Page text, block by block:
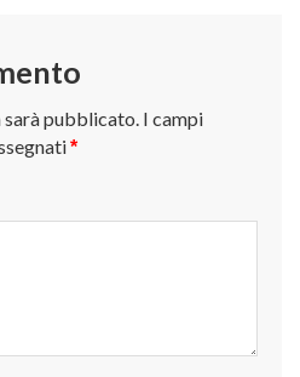
sarà pubblicato. I campi
*